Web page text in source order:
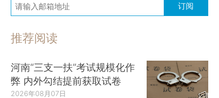
订阅
推荐阅读
河南“三支一扶”考试规模化作
弊 内外勾结提前获取试卷
2026年08月07日